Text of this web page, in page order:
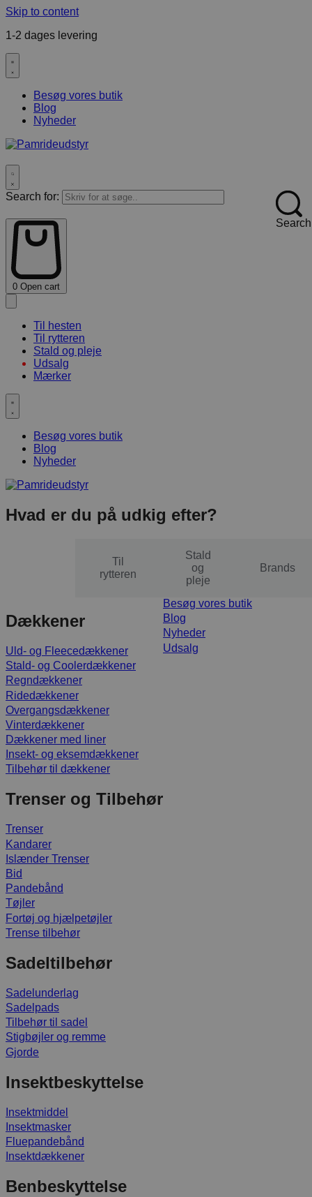
Skip to content
1-2 dages levering
Besøg vores butik
Blog
Nyheder
Search for:
Search
0 Open cart
Til hesten
Til rytteren
Stald og pleje
Udsalg
Mærker
Besøg vores butik
Blog
Nyheder
Hvad er du på udkig efter?
Til
rytteren
Stald
og
pleje
Brands
Dækkener
Uld- og Fleecedækkener
Stald- og Coolerdækkener
Regndækkener
Ridedækkener
Overgangsdækkener
Vinterdækkener
Dækkener med liner
Insekt- og eksemdækkener
Tilbehør til dækkener
Trenser og Tilbehør
Trenser
Kandarer
Islænder Trenser
Bid
Pandebånd
Tøjler
Fortøj og hjælpetøjler
Trense tilbehør
Sadeltilbehør
Sadelunderlag
Sadelpads
Tilbehør til sadel
Stigbøjler og remme
Gjorde
Insektbeskyttelse
Insektmiddel
Insektmasker
Fluepandebånd
Insektdækkener
Benbeskyttelse
Besøg vores butik
Blog
Nyheder
Udsalg